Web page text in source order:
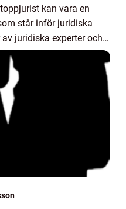
kan vara en
står inför juridiska
juridiska experter och